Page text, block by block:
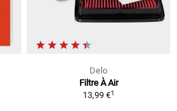
Delo
Filtre À Air
13,99 €1